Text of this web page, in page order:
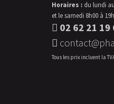
Horaires : du lundi
et le samedi 8h00 à
02 62 21 19
Tous les prix incluent la